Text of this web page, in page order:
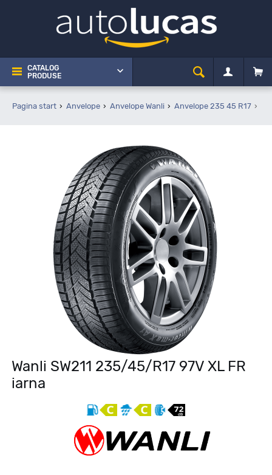
CATALOG
PRODUSE
Pagina start Anvelope Anvelope Wanli Anvelope 235 45 R17
Wanli SW211 235/45/R17 97V XL FR
iarna